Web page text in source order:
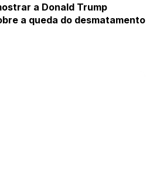
a Donald Trump
a queda do desmatamento